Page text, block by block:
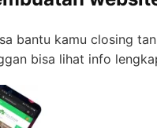
bantu kamu closing
bisa lihat info